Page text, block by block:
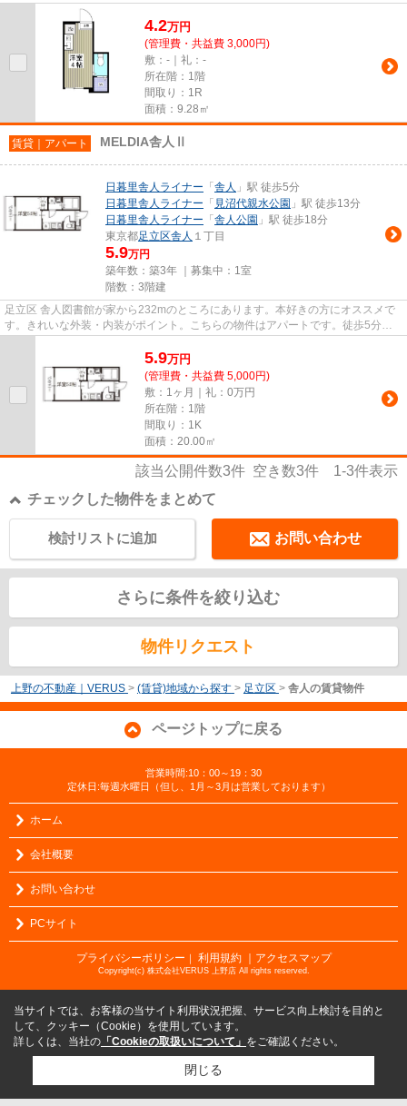
す。こちらの物件はアパートで...
4.2万円
(管理費・共益費 3,000円)
敷：-｜礼：-
所在階：1階
間取り：1R
面積：9.28㎡
賃貸｜アパート MELDIA舎人Ⅱ
日暮里舎人ライナー 「 舎人 」駅 徒歩5分
日暮里舎人ライナー 「 見沼代親水公園 」駅 徒歩13分
日暮里舎人ライナー 「 舎人公園 」駅 徒歩18分
東京都足立区舎人 １丁目
5.9万円
築年数：築3年 ｜募集中： 1室
階数：3階建
足立区 舎人図書館が家から232mのところにあります。本好きの方にオススメで
す。きれいな外装・内装がポイント。こちらの物件はアパートです。徒歩5分で
5.9万円
(管理費・共益費 5,000円)
敷：1ヶ月｜礼：0万円
所在階：1階
間取り：1K
面積：20.00㎡
該当公開件数3件 空き数3件 1-3件表示
チェックした物件をまとめて
お問い合わせ
検討リストに追加
さらに条件を絞り込む
物件リクエスト
上野の不動産｜VERUS > (賃貸)地域から探す > 足立区 > 舎人の賃貸物件
ページトップに戻る
営業時間:10：00～19：30
定休日:毎週水曜日（但し、1月～3月は営業しております）
ホーム
会社概要
お問い合わせ
PCサイト
プライバシーポリシー ｜ 利用規約 ｜アクセスマップ
Copyright(c) 株式会社VERUS 上野店 All rights reserved.
当サイトでは、お客様の当サイト利用状況把握、サービス向上検討を目的と
して、クッキー（Cookie）を使用しています。
詳しくは、当社の 「Cookieの取扱いについて」 をご確認ください。
閉じる